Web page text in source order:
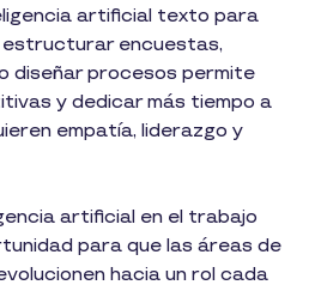
artificial texto para
encuestas,
diseñar procesos permite
y dedicar más tiempo a
empatía, liderazgo y
artificial en el trabajo
para que las áreas de
hacia un rol cada